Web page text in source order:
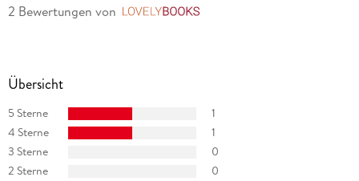
2 Bewertungen von
Übersicht
5 Sterne
1
4 Sterne
1
3 Sterne
0
2 Sterne
0